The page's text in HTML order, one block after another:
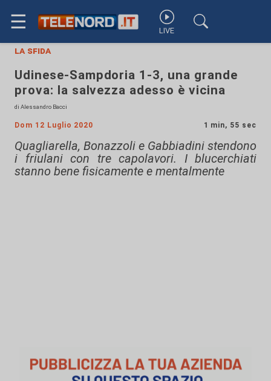
☰ LIVE
la sfida
Udinese-Sampdoria 1-3, una grande
prova: la salvezza adesso è vicina
di Alessandro Bacci
Dom 12 Luglio 2020 1 min, 55 sec
Quagliarella, Bonazzoli e Gabbiadini stendono
i friulani con tre capolavori. I blucerchiati
stanno bene fisicamente e mentalmente